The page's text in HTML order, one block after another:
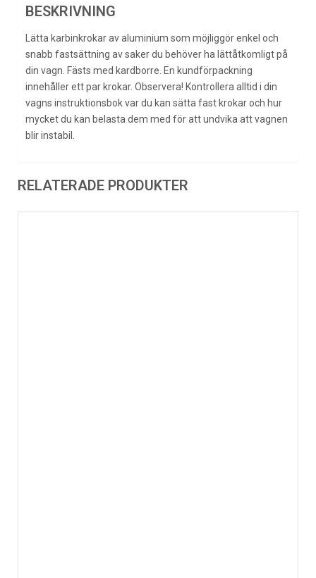
BESKRIVNING
Lätta karbinkrokar av aluminium som möjliggör enkel och
snabb fastsättning av saker du behöver ha lättåtkomligt på
din vagn. Fästs med kardborre. En kundförpackning
innehåller ett par krokar. Observera! Kontrollera alltid i din
vagns instruktionsbok var du kan sätta fast krokar och hur
mycket du kan belasta dem med för att undvika att vagnen
blir instabil.
RELATERADE PRODUKTER